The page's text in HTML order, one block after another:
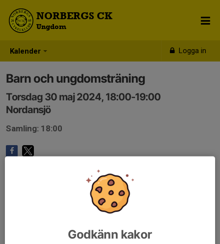
Kalender Logga in
NORBERGS CK
Ungdom
Barn och ungdomsträning
Torsdag 30 maj 2024, 18:00-19:00
Nordansjö
Samling: 18:00
Godkänn kakor